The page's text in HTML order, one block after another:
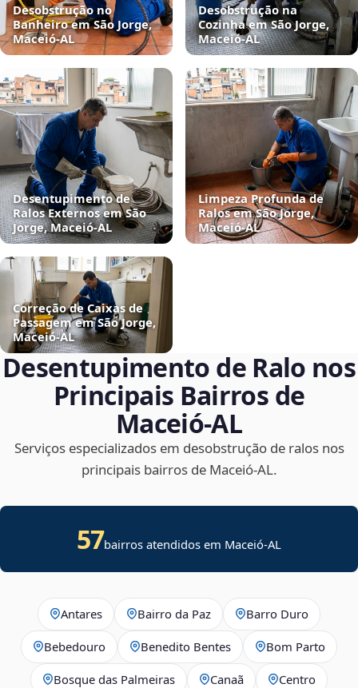
Desobstrução no
Banheiro em São Jorge,
Maceió‑AL
Desobstrução na
Cozinha em São Jorge,
Maceió‑AL
Desentupimento de
Ralos Externos em São
Jorge, Maceió‑AL
Limpeza Profunda de
Ralos em São Jorge,
Maceió‑AL
Correção de Caixas de
Passagem em São Jorge,
Maceió‑AL
Desentupimento de Ralo nos
Principais Bairros de
Maceió‑AL
Serviços especializados em desobstrução de ralos nos
principais bairros de Maceió‑AL.
57bairros atendidos em Maceió-AL
Antares Bairro da Paz Barro Duro
Bebedouro Benedito Bentes Bom Parto
Bosque das Palmeiras Canaã Centro